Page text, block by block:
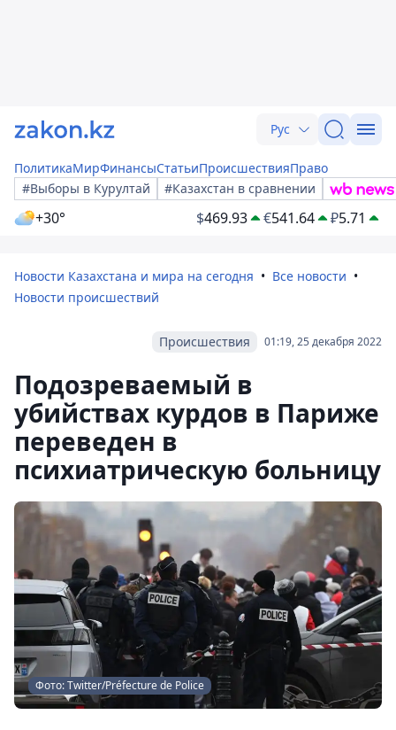
Рус
ПолитикаМирФинансыСтатьиПроисшествияПраво
#Выборы в Курултай
#Казахстан в сравнении
+30° $469.93 €541.64 ₽5.71
Новости Казахстана и мира на сегодня
Все новости
Новости происшествий
01:19, 25 декабря 2022
Происшествия
Подозреваемый в
убийствах курдов в Париже
переведен в
психиатрическую больницу
Фото: Twitter/Préfecture de Police